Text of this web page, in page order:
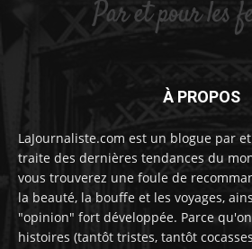
À PROPOS
LaJournaliste.com est un blogue par
traite des dernières tendances du
vous trouverez une foule de
la beauté, la bouffe et les voyages,
"opinion" fort développée. Parce
histoires (tantôt tristes, tantôt